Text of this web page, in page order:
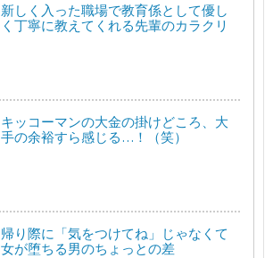
新しく入った職場で教育係として優し
く丁寧に教えてくれる先輩のカラクリ
キッコーマンの大金の掛けどころ、大
手の余裕すら感じる…！（笑）
帰り際に「気をつけてね」じゃなくて
女が堕ちる男のちょっとの差